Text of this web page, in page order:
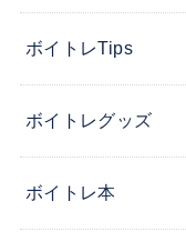
ボイトレTips
ボイトレグッズ
ボイトレ本